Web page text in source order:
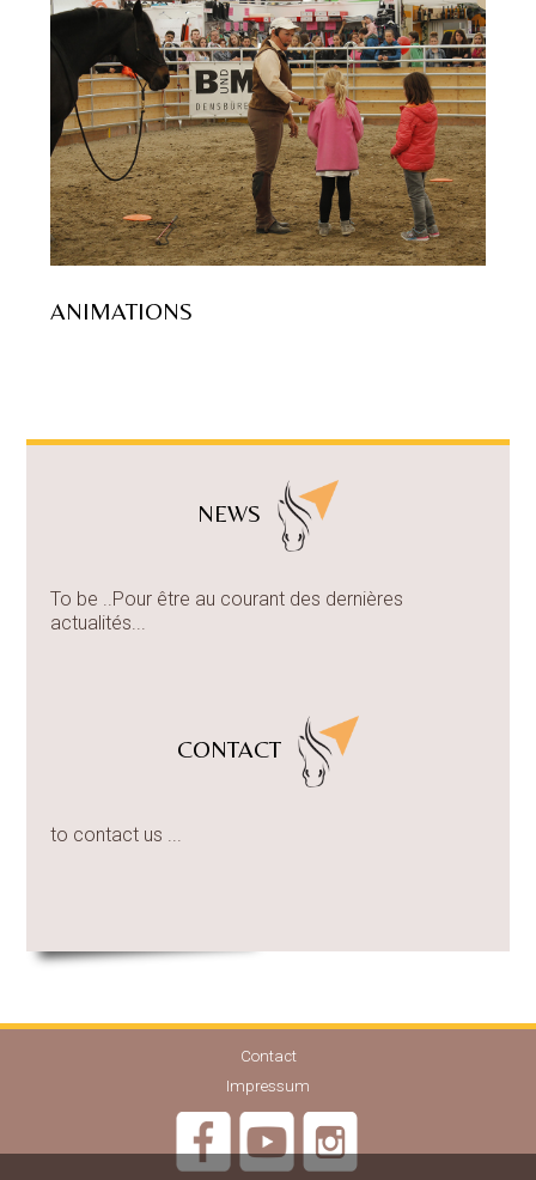
ANIMATIONS
NEWS
To be ..Pour être au courant des dernières
actualités...
CONTACT
to contact us ...
Contact
Impressum